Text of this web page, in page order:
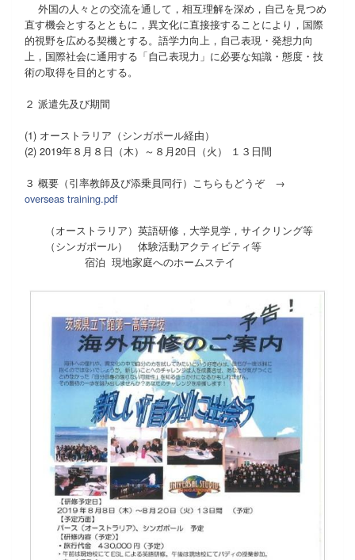
外国の人々との交流を通して，相互理解を深め，自己を見つめ
直す機会とするとともに，異文化に直接接することにより，国際
的視野を広める契機とする。語学力向上，自己表現・発想力向
上，国際社会に通用する「自己表現力」に必要な知識・態度・技
術の取得を目的とする。
２ 派遣先及び期間
(1) オーストラリア（シンガポール経由）
(2) 2019年８月８日（木）～８月20日（火） １３日間
３ 概要（引率教師及び添乗員同行）こちらもどうぞ →
overseas training.pdf
（オーストラリア）英語研修，大学見学，サイクリング等
（シンガポール） 体験活動アクティビティ等
宿泊 現地家庭へのホームステイ